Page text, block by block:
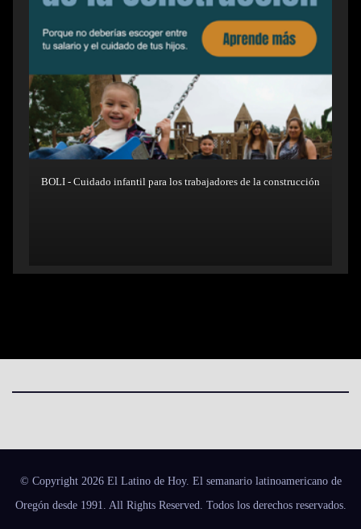
BOLI - Cuidado infantil para los trabajadores de la construcción
© Copyright 2026 El Latino de Hoy. El semanario latinoamericano de
Oregón desde 1991. All Rights Reserved. Todos los derechos reservados.